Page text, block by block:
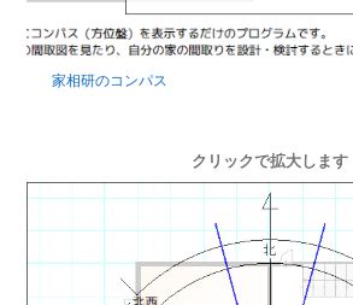
家相研のコンパス
クリックで拡大します